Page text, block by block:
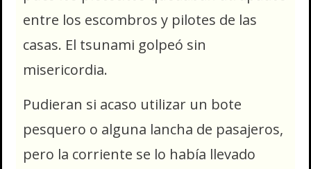
entre los escombros y pilotes de las
casas. El tsunami golpeó sin
misericordia.
Pudieran si acaso utilizar un bote
pesquero o alguna lancha de pasajeros,
pero la corriente se lo había llevado